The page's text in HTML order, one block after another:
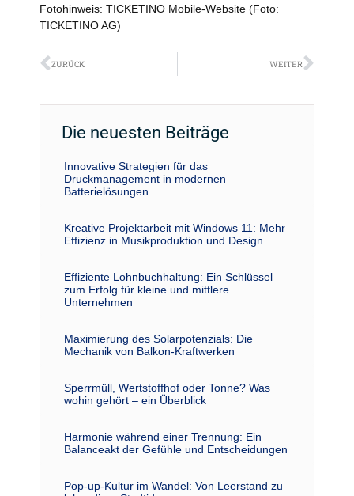
Fotohinweis: TICKETINO Mobile-Website (Foto:
TICKETINO AG)
Zurück
ZURÜCK WEITER
Die neuesten Beiträge
Innovative Strategien für das
Druckmanagement in modernen
Batterielösungen
Kreative Projektarbeit mit Windows 11: Mehr
Effizienz in Musikproduktion und Design
Effiziente Lohnbuchhaltung: Ein Schlüssel
zum Erfolg für kleine und mittlere
Unternehmen
Maximierung des Solarpotenzials: Die
Mechanik von Balkon-Kraftwerken
Sperrmüll, Wertstoffhof oder Tonne? Was
wohin gehört – ein Überblick
Harmonie während einer Trennung: Ein
Balanceakt der Gefühle und Entscheidungen
Pop-up-Kultur im Wandel: Von Leerstand zu